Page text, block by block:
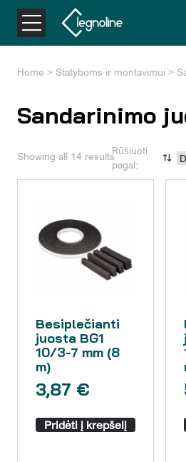
Home > Statyboms ir montavimui >
Sandarinimo
Showing all 14 resultsRūšiuoti
pagal:
Besiplečianti
juosta BG1
10/3-7 mm (8
m)
3,87 €
Pridėti į krepšelį